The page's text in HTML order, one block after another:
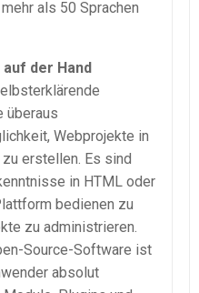
als 50 Sprachen
der Hand
überaus
Webprojekte in
erstellen. Es sind
in HTML oder
bedienen zu
zu administrieren.
Source-Software ist
absolut